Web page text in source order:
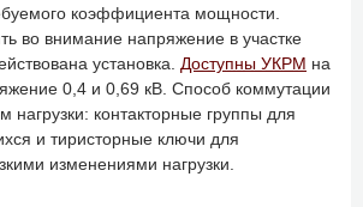
коэффициента мощности.
во внимание напряжение в участке
установка. Доступны УКРМ на
0,4 и 0,69 кВ. Способ коммутации
нагрузки: контакторные группы для
и тиристорные ключи для
изменениями нагрузки.